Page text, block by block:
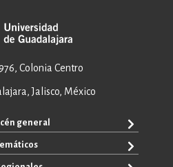
Colonia Centro
Jalisco, México
general